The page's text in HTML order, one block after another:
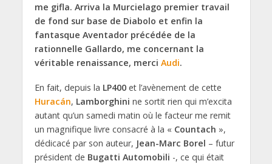
me gifla. Arriva la Murcielago premier travail
de fond sur base de Diabolo et enfin la
fantasque Aventador précédée de la
rationnelle Gallardo, me concernant la
véritable renaissance, merci Audi.
En fait, depuis la LP400et l’avènement de cette
Huracán, Lamborghini ne sortit rien qui m’excita
autant qu’un samedi matin où le facteur me remit
un magnifique livre consacré à la « Countach »,
dédicacé par son auteur, Jean-Marc Borel – futur
président de Bugatti Automobili -, ce qui était